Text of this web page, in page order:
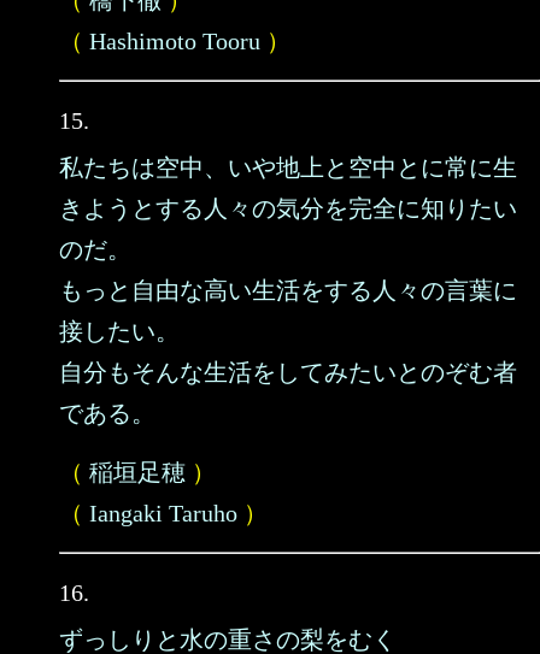
（ Hashimoto Tooru ）
15.
私たちは空中、いや地上と空中とに常に生
きようとする人々の気分を完全に知りたい
のだ。
もっと自由な高い生活をする人々の言葉に
接したい。
自分もそんな生活をしてみたいとのぞむ者
である。
（ 稲垣足穂 ）
（ Iangaki Taruho ）
16.
ずっしりと水の重さの梨をむく